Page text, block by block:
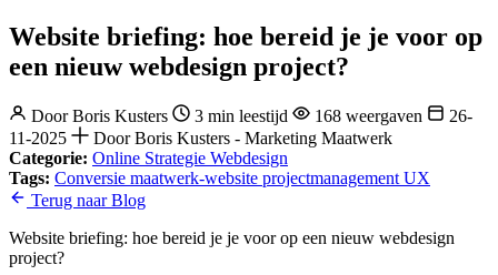
Website briefing: hoe bereid je je voor op
een nieuw webdesign project?
DoorBoris Kusters 3 min leestijd 168 weergaven
26-
11-2025
Door Boris Kusters - Marketing Maatwerk
Categorie: Online Strategie Webdesign
Tags: Conversie maatwerk-website projectmanagement UX
Terug naar Blog
Website briefing: hoe bereid je je voor op een nieuw webdesign
project?